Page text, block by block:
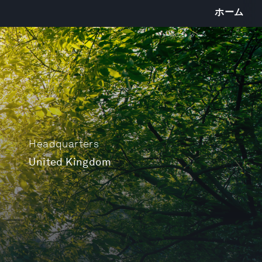
ホーム
Headquarters
United Kingdom